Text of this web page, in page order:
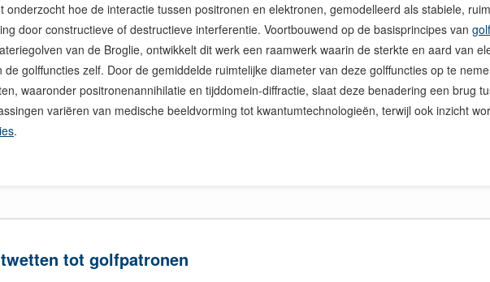
hoe de interactie tussen positronen en elektronen, gemodelleerd als stabiele,
door constructieve of destructieve interferentie. Voortbouwend op de basisprincipes van
van de Broglie, ontwikkelt dit werk een raamwerk waarin de sterkte en aard van
golffuncties zelf. Door de gemiddelde ruimtelijke diameter van deze golffuncties op te
waaronder positronenannihilatie en tijddomein-diffractie, slaat deze benadering een brug
variëren van medische beeldvorming tot kwantumtechnologieën, terwijl ook inzicht
.
tot golfpatronen